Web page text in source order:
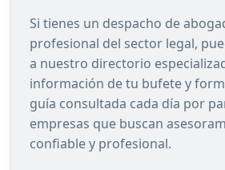
Si tienes un despacho de
profesional del sector legal,
a nuestro directorio
información de tu bufete y
guía consultada cada día por
empresas que buscan
confiable y profesional.